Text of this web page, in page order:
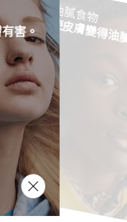
害。
朱古力對
每個人
會導致
，黑朱古
氧化劑！
吃油膩食物
會使皮膚變得油
迷思
不
適
整
。